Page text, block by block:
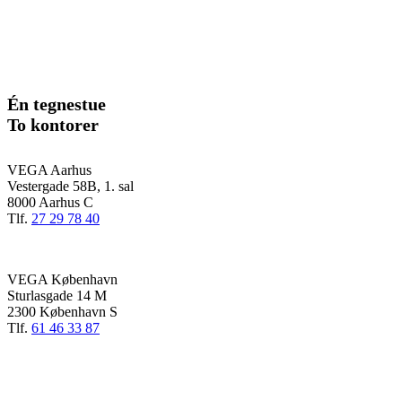
Én tegnestue
To kontorer
VEGA Aarhus
Vestergade 58B, 1. sal
8000 Aarhus C
Tlf. 27 29 78 40
VEGA København
Sturlasgade 14 M
2300 København S
Tlf. 61 46 33 87